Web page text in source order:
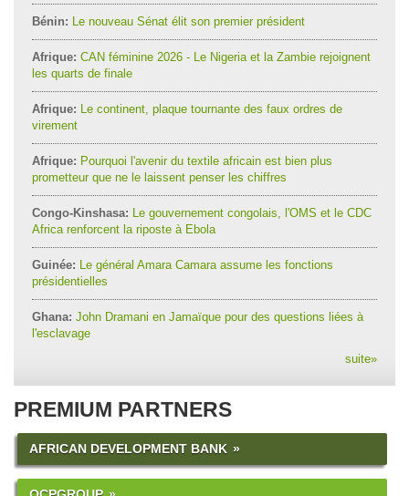
Bénin: Le nouveau Sénat élit son premier président
Afrique: CAN féminine 2026 - Le Nigeria et la Zambie rejoignent
les quarts de finale
Afrique: Le continent, plaque tournante des faux ordres de
virement
Afrique: Pourquoi l'avenir du textile africain est bien plus
prometteur que ne le laissent penser les chiffres
Congo-Kinshasa: Le gouvernement congolais, l'OMS et le CDC
Africa renforcent la riposte à Ebola
Guinée: Le général Amara Camara assume les fonctions
présidentielles
Ghana: John Dramani en Jamaïque pour des questions liées à
l'esclavage
suite»
PREMIUM PARTNERS
AFRICAN DEVELOPMENT BANK